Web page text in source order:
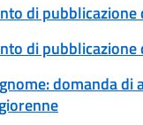
di
di
domanda